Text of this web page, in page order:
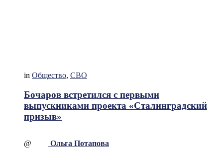
in Общество, СВО
Бочаров встретился с первыми
выпускниками проекта «Сталинградский
призыв»
@ Ольга Потапова